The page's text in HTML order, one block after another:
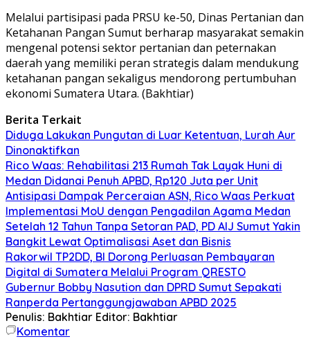
Melalui partisipasi pada PRSU ke-50, Dinas Pertanian dan
Ketahanan Pangan Sumut berharap masyarakat semakin
mengenal potensi sektor pertanian dan peternakan
daerah yang memiliki peran strategis dalam mendukung
ketahanan pangan sekaligus mendorong pertumbuhan
ekonomi Sumatera Utara. (Bakhtiar)
Berita Terkait
Diduga Lakukan Pungutan di Luar Ketentuan, Lurah Aur
Dinonaktifkan
Rico Waas: Rehabilitasi 213 Rumah Tak Layak Huni di
Medan Didanai Penuh APBD, Rp120 Juta per Unit
Antisipasi Dampak Perceraian ASN, Rico Waas Perkuat
Implementasi MoU dengan Pengadilan Agama Medan
Setelah 12 Tahun Tanpa Setoran PAD, PD AIJ Sumut Yakin
Bangkit Lewat Optimalisasi Aset dan Bisnis
Rakorwil TP2DD, BI Dorong Perluasan Pembayaran
Digital di Sumatera Melalui Program QRESTO
Gubernur Bobby Nasution dan DPRD Sumut Sepakati
Ranperda Pertanggungjawaban APBD 2025
Penulis: Bakhtiar Editor: Bakhtiar
Komentar